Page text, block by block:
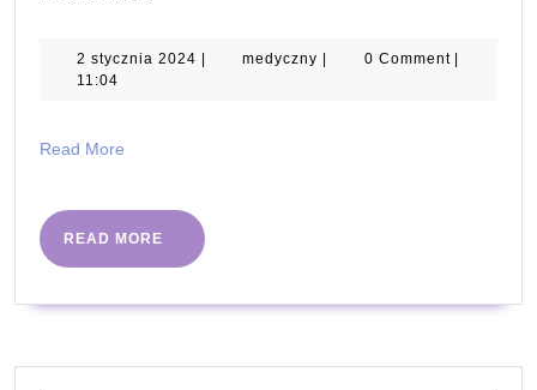
w
Złota
Skarbnica
Zdrowia
2 stycznia 2024 2| medyczny medyczny
| 0 Comment |
11:04
Read More
READ MORE
READ
MORE